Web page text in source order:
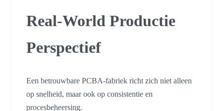
Real-World Productie
Perspectief
Een betrouwbare PCBA-fabriek richt zich niet alleen
op snelheid, maar ook op consistentie en
procesbeheersing.